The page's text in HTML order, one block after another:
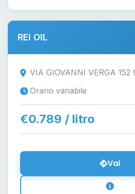
REI OIL
VIA GIOVANNI VERGA 152
Orario variabile
€0.789 / litro
Vai